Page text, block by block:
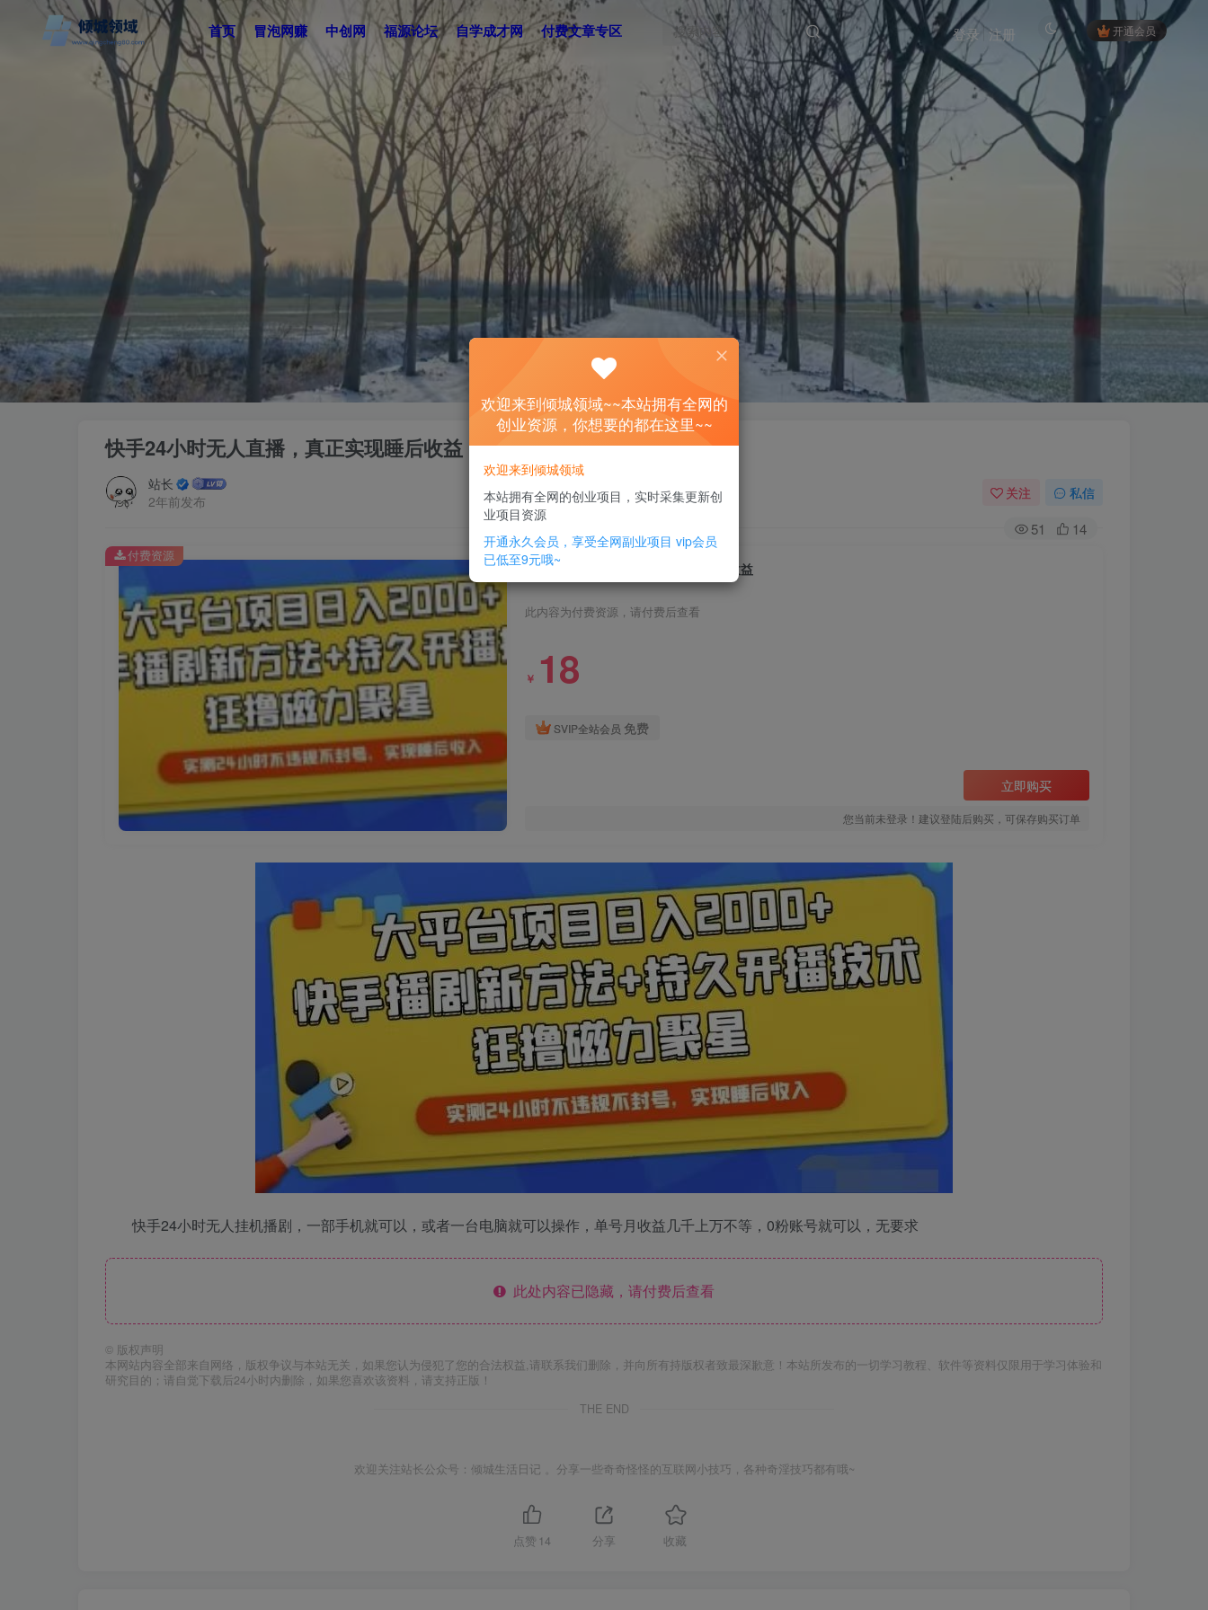
首页 冒泡网赚 中创网 福源论坛 自学成才网 付费文章专区 开通会员
登录 注册
快手24小时无人直播，真正实现睡后收益
站长
2年前发布
关注 私信
51 14
快手24小时无人直播，真正实现睡后收益
此内容为付费资源，请付费后查看
￥ 18
SVIP全站会员 免费
立即购买
您当前未登录！建议登陆后购买，可保存购买订单
付费资源
快手24小时无人挂机播剧，一部手机就可以，或者一台电脑就可以操作，单号月收益几千上万不等，0粉账号就可以，无要求
此处内容已隐藏，请付费后查看
© 版权声明
本网站内容全部来自网络，版权争议与本站无关，如果您认为侵犯了您的合法权益,请联系我们删除，并向所有持版权者致最深歉意！本站所发布的一切学习教程、软件等资料仅限用于学习体验和
研究目的；请自觉下载后24小时内删除，如果您喜欢该资料，请支持正版！
THE END
欢迎关注站长公众号：倾城生活日记 。分享一些奇奇怪怪的互联网小技巧，各种奇淫技巧都有哦~
点赞 14 分享 收藏
欢迎来到倾城领域~~本站拥有全网的
创业资源，你想要的都在这里~~
欢迎来到倾城领域
本站拥有全网的创业项目，实时采集更新创
业项目资源
开通永久会员，享受全网副业项目 vip会员
已低至9元哦~